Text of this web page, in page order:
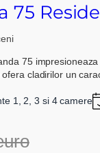
75
75
cladirilor un
1, 2, 3 si 4 camere